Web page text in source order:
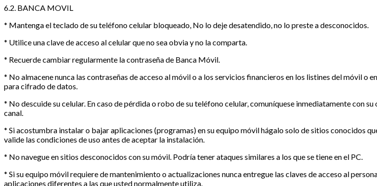
6.2. BANCA MOVIL
* Mantenga el teclado de su teléfono celular bloqueado, No lo deje desatendido, no lo preste a desconocidos.
* Utilice una clave de acceso al celular que no sea obvia y no la comparta.
* Recuerde cambiar regularmente la contraseña de Banca Móvil.
* No almacene nunca las contraseñas de acceso al móvil o a los servicios financieros en los listines del móvil o
para cifrado de datos.
* No descuide su celular. En caso de pérdida o robo de su teléfono celular, comuníquese inmediatamente con
canal.
* Si acostumbra instalar o bajar aplicaciones (programas) en su equipo móvil hágalo solo de sitios conocidos
valide las condiciones de uso antes de aceptar la instalación.
* No navegue en sitios desconocidos con su móvil. Podría tener ataques similares a los que se tiene en el PC.
* Si su equipo móvil requiere de mantenimiento o actualizaciones nunca entregue las claves de acceso al
aplicaciones diferentes a las que usted normalmente utiliza.